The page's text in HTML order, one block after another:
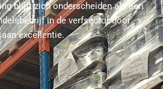
blijft zich onderscheiden als een
in de verfsector door
excellentie.